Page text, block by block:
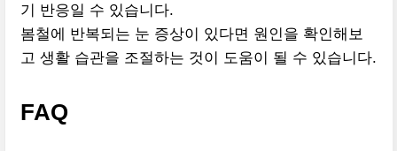
기 반응일 수 있습니다.
봄철에 반복되는 눈 증상이 있다면 원인을 확인해보
고 생활 습관을 조절하는 것이 도움이 될 수 있습니다.
FAQ